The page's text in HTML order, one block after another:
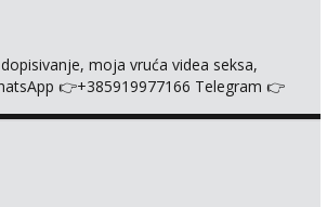
moja vruća videa seksa,
👉+385919977166 Telegram 👉